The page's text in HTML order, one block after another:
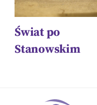
Świat po
Stanowskim